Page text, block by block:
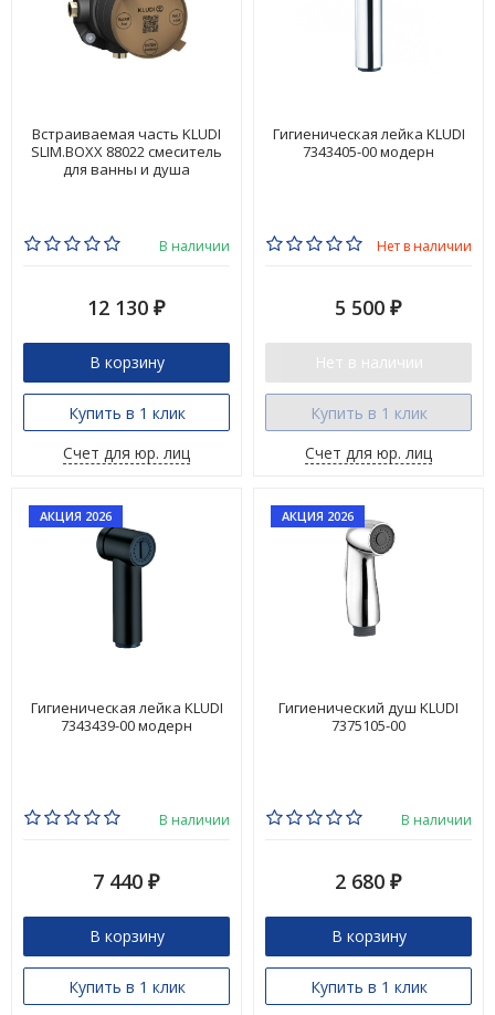
Встраиваемая часть KLUDI
SLIM.BOXX 88022 смеситель
для ванны и душа
В наличии
12 130 ₽
В корзину
Купить в 1 клик
Счет для юр. лиц
Гигиеническая лейка KLUDI
7343405-00 модерн
Нет в наличии
5 500 ₽
Нет в наличии
Купить в 1 клик
Счет для юр. лиц
АКЦИЯ 2026
Гигиеническая лейка KLUDI
7343439-00 модерн
В наличии
7 440 ₽
В корзину
Купить в 1 клик
АКЦИЯ 2026
Гигиенический душ KLUDI
7375105-00
В наличии
2 680 ₽
В корзину
Купить в 1 клик